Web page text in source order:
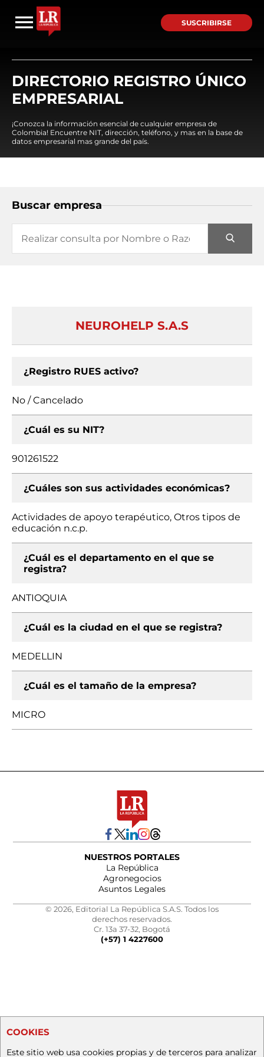
SUSCRIBIRSE
DIRECTORIO REGISTRO ÚNICO
EMPRESARIAL
¡Conozca la información esencial de cualquier empresa de
Colombia! Encuentre NIT, dirección, teléfono, y mas en la base de
datos empresarial mas grande del país.
Buscar empresa
NEUROHELP S.A.S
¿Registro RUES activo?
No / Cancelado
¿Cuál es su NIT?
901261522
¿Cuáles son sus actividades económicas?
Actividades de apoyo terapéutico, Otros tipos de
educación n.c.p.
¿Cuál es el departamento en el que se
registra?
ANTIOQUIA
¿Cuál es la ciudad en el que se registra?
MEDELLIN
¿Cuál es el tamaño de la empresa?
MICRO
NUESTROS PORTALES
La República
Agronegocios
Asuntos Legales
© 2026, Editorial La República S.A.S. Todos los
derechos reservados.
Cr. 13a 37-32, Bogotá
(+57) 1 4227600
COOKIES
Este sitio web usa cookies propias y de terceros para analizar